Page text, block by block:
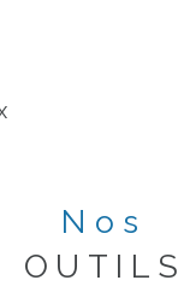
Nos
OUTILS